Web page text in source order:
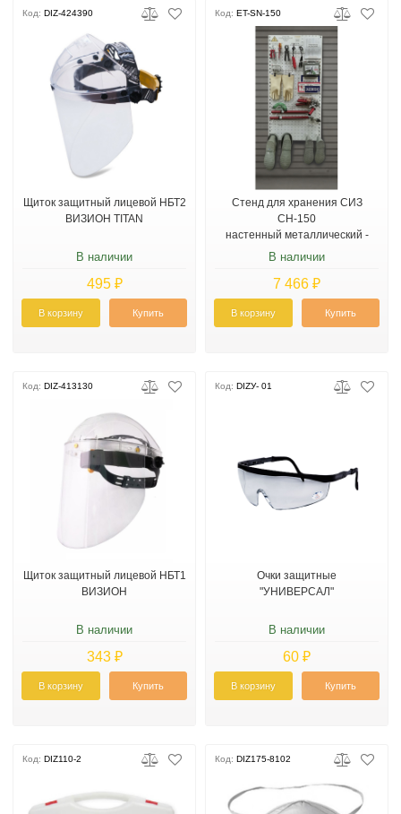
Код: DIZ-424390
Щиток защитный лицевой НБТ2
ВИЗИОН TITAN
В наличии
495 ₽
В корзину Купить
Код: ET-SN-150
Стенд для хранения СИЗ
СН-150
настенный металлический -
высота 1500 мм
В наличии
7 466 ₽
В корзину Купить
Код: DIZ-413130
Щиток защитный лицевой НБТ1
ВИЗИОН
В наличии
343 ₽
В корзину Купить
Код: DIZУ- 01
Очки защитные
"УНИВЕРСАЛ"
В наличии
60 ₽
В корзину Купить
Код: DIZ110-2 Код: DIZ175-8102